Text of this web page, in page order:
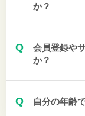
か？
Q
会員登録や
か？
Q 自分の年齢